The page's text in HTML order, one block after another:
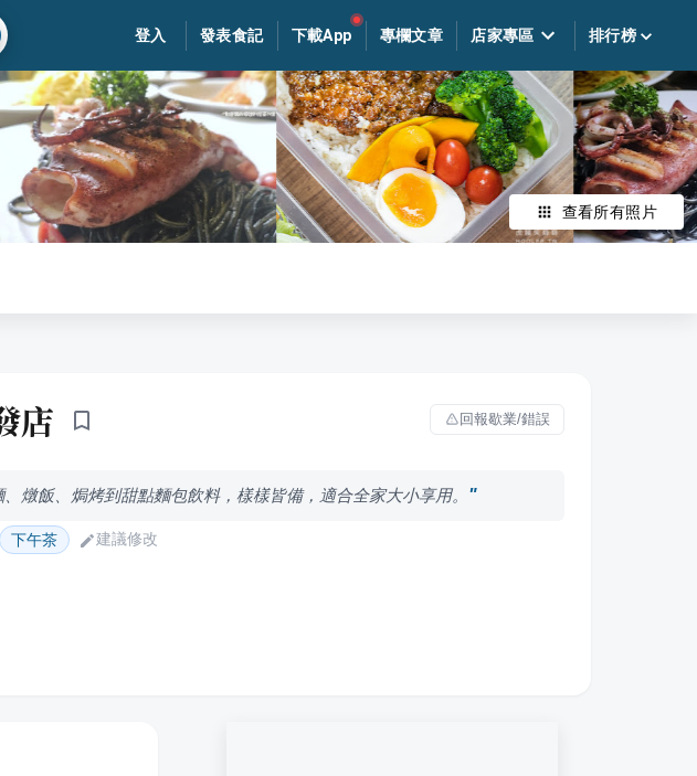
登入 發表食記 下載App 專欄文章 店家專區 排行榜
查看所有照片
店
回報歇業/錯誤
燉飯、焗烤到甜點麵包飲料，樣樣皆備，適合全家大小享用。
下午茶 建議修改